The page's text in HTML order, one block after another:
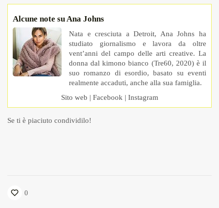
Alcune note su Ana Johns
Nata e cresciuta a Detroit, Ana Johns ha
studiato giornalismo e lavora da oltre
vent’anni del campo delle arti creative. La
donna dal kimono bianco (Tre60, 2020) è il
suo romanzo di esordio, basato su eventi
realmente accaduti, anche alla sua famiglia.
Sito web | Facebook| Instagram
Se ti è piaciuto condividilo!
0